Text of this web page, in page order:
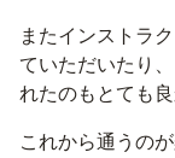
またインストラ
ていただいたり
れたのもとても
これから通うの